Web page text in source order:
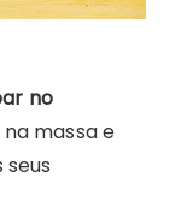
no
massa e